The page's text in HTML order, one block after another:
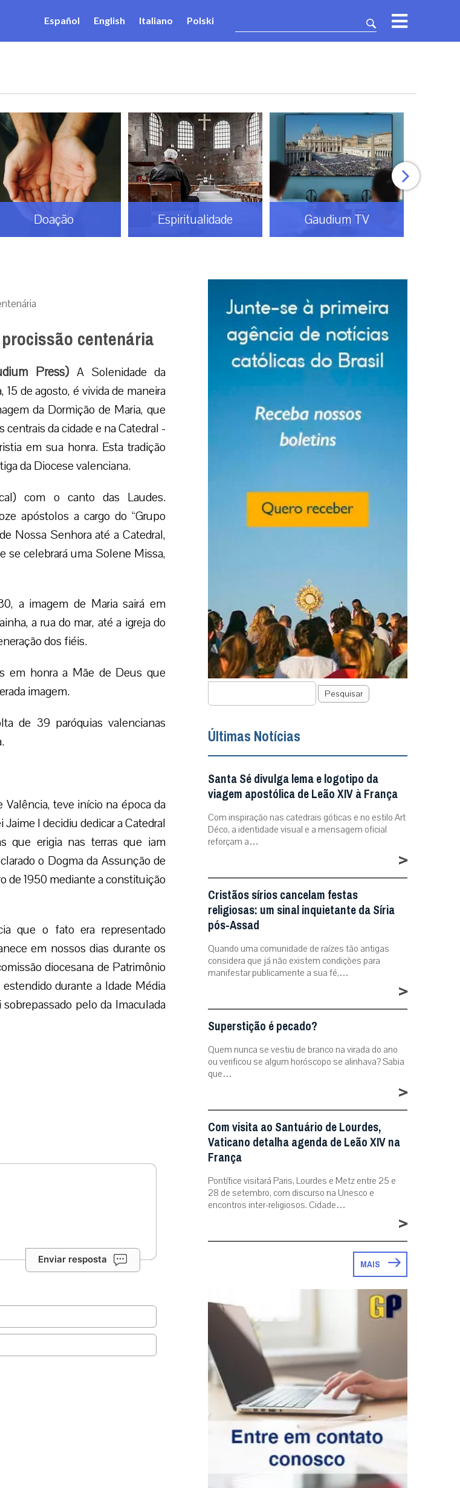
Español English Italiano Polski
Doação Espiritualidade Gaudium TV
centenária
Press) A Solenidade da
de agosto, é vivida de maneira
da Dormição de Maria, que
da cidade e na Catedral -
em sua honra. Esta tradição
da Diocese valenciana.
com o canto das Laudes.
apóstolos a cargo do “Grupo
Nossa Senhora até a Catedral,
se celebrará uma Solene Missa,
a imagem de Maria sairá em
a rua do mar, até a igreja do
dos fiéis.
em honra a Mãe de Deus que
imagem.
de 39 paróquias valencianas
Valência, teve início na época da
I decidiu dedicar a Catedral
que erigia nas terras que iam
o Dogma da Assunção de
de 1950 mediante a constituição
que o fato era representado
em nossos dias durante os
diocesana de Patrimônio
durante a Idade Média
pelo da Imaculada
Enviar resposta
Pesquisar
Últimas Notícias
Santa Sé divulga lema e logotipo da
viagem apostólica de Leão XIV à França
Com inspiração nas catedrais góticas e no estilo Art
Déco, a identidade visual e a mensagem oficial
reforçam a…
>
Cristãos sírios cancelam festas
religiosas: um sinal inquietante da Síria
pós-Assad
Quando uma comunidade de raízes tão antigas
considera que já não existem condições para
manifestar publicamente a sua fé,…
>
Superstição é pecado?
Quem nunca se vestiu de branco na virada do ano
ou verificou se algum horóscopo se alinhava? Sabia
que…
>
Com visita ao Santuário de Lourdes,
Vaticano detalha agenda de Leão XIV na
França
Pontífice visitará Paris, Lourdes e Metz entre 25 e
28 de setembro, com discurso na Unesco e
encontros inter-religiosos. Cidade…
>
MAIS